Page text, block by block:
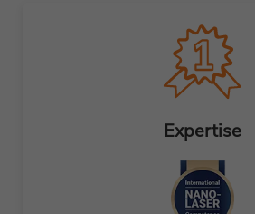
Expertise